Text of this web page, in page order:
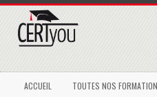
ACCUEIL TOUTES NOS